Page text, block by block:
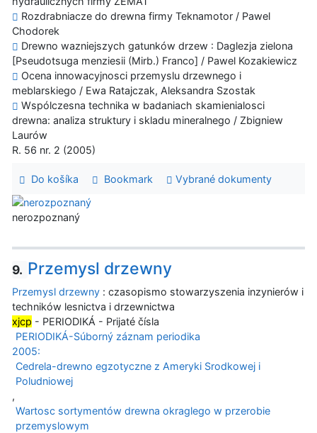
Rozdrabniacze do drewna firmy Teknamotor / Pawel
Chodorek
Drewno wazniejszych gatunków drzew : Daglezja zielona
[Pseudotsuga menziesii (Mirb.) Franco] / Pawel Kozakiewicz
Ocena innowacyjnosci przemyslu drzewnego i
meblarskiego / Ewa Ratajczak, Aleksandra Szostak
Wspólczesna technika w badaniach skamienialosci
drewna: analiza struktury i skladu mineralnego / Zbigniew
Laurów
R. 56 nr. 2 (2005)
Do košíka Bookmark Vybrané dokumenty
nerozpoznaný
9. Przemysl drzewny
Przemysl drzewny : czasopismo stowarzyszenia inzynierów i
techników lesnictva i drzewnictwa
xjcp - PERIODIKÁ - Prijaté čísla
PERIODIKÁ-Súborný záznam periodika
2005:
Cedrela-drewno egzotyczne z Ameryki Srodkowej i
Poludniowej
,
Wartosc sortymentów drewna okraglego w przerobie
przemyslowym